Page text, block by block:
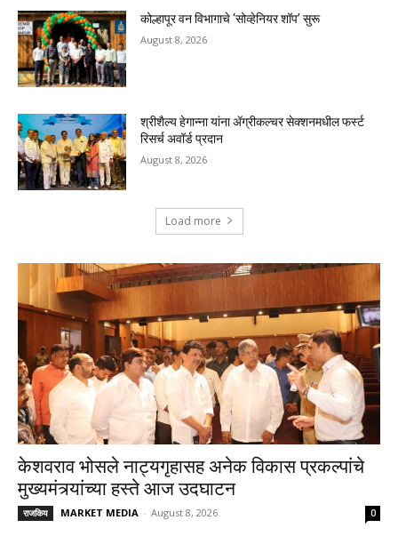
कोल्हापूर वन विभागाचे ‘सोव्हेनियर शॉप’ सुरू
August 8, 2026
श्रीशैल्य हेगान्ना यांना ॲग्रीकल्चर सेक्शनमधील फर्स्ट
रिसर्च अवॉर्ड प्रदान
August 8, 2026
Load more
केशवराव भोसले नाट्यगृहासह अनेक विकास प्रकल्पांचे
मुख्यमंत्र्यांच्या हस्ते आज उदघाटन
राजकिय MARKET MEDIA - August 8, 2026 0